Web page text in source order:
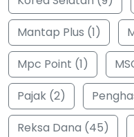
Mantap Plus (1)
Mpc Point (1)
Pajak (2)
Reksa Dana (45)